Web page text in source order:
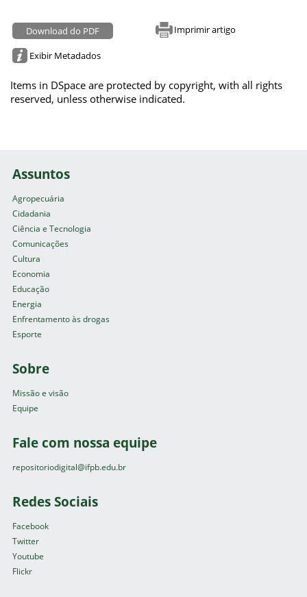
Download do PDF Imprimir artigo
Exibir Metadados
Items in DSpace are protected by copyright, with all rights
reserved, unless otherwise indicated.
Assuntos
Agropecuária
Cidadania
Ciência e Tecnologia
Comunicações
Cultura
Economia
Educação
Energia
Enfrentamento às drogas
Esporte
Sobre
Missão e visão
Equipe
Fale com nossa equipe
repositoriodigital@ifpb.edu.br
Redes Sociais
Facebook
Twitter
Youtube
Flickr